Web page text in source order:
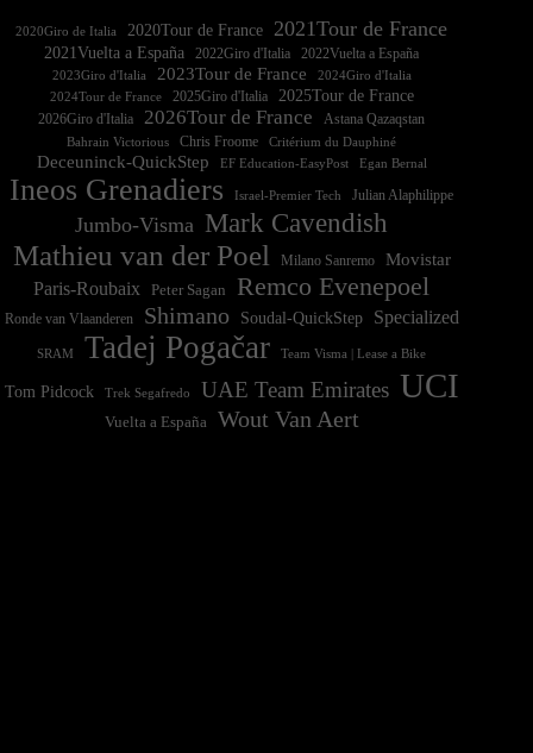
2020Giro de Italia 2020Tour de France 2021Tour de France
2021Vuelta a España 2022Vuelta a España
2023Giro d'Italia 2023Tour de France
2024Tour de France
2025Giro d'Italia 2025Tour de France
2026Giro d'Italia 2026Tour de France Astana Qazaqstan
Bahrain Victorious Chris Froome Critérium du Dauphiné
Deceuninck-QuickStep EF Education-EasyPost Egan Bernal
Ineos Grenadiers Israel-Premier Tech Julian Alaphilippe
Jumbo-Visma Mark Cavendish
Mathieu van der Poel Milano Sanremo
Movistar
Paris-Roubaix
Peter Sagan Remco Evenepoel
Ronde van Vlaanderen Shimano Soudal-QuickStep Specialized
SRAM Tadej Pogačar Team Visma | Lease a Bike
Tom Pidcock Trek Segafredo UAE Team Emirates UCI
Vuelta a España Wout Van Aert